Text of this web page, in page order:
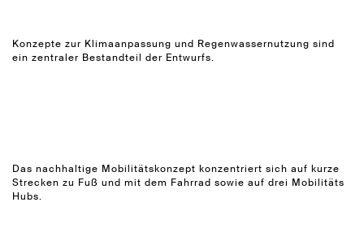
Konzepte zur Klimaanpassung und Regenwassernutzung sind
ein zentraler Bestandteil der Entwurfs.
Das nachhaltige Mobilitätskonzept konzentriert sich auf kurze
Strecken zu Fuß und mit dem Fahrrad sowie auf drei Mobilitäts
Hubs.